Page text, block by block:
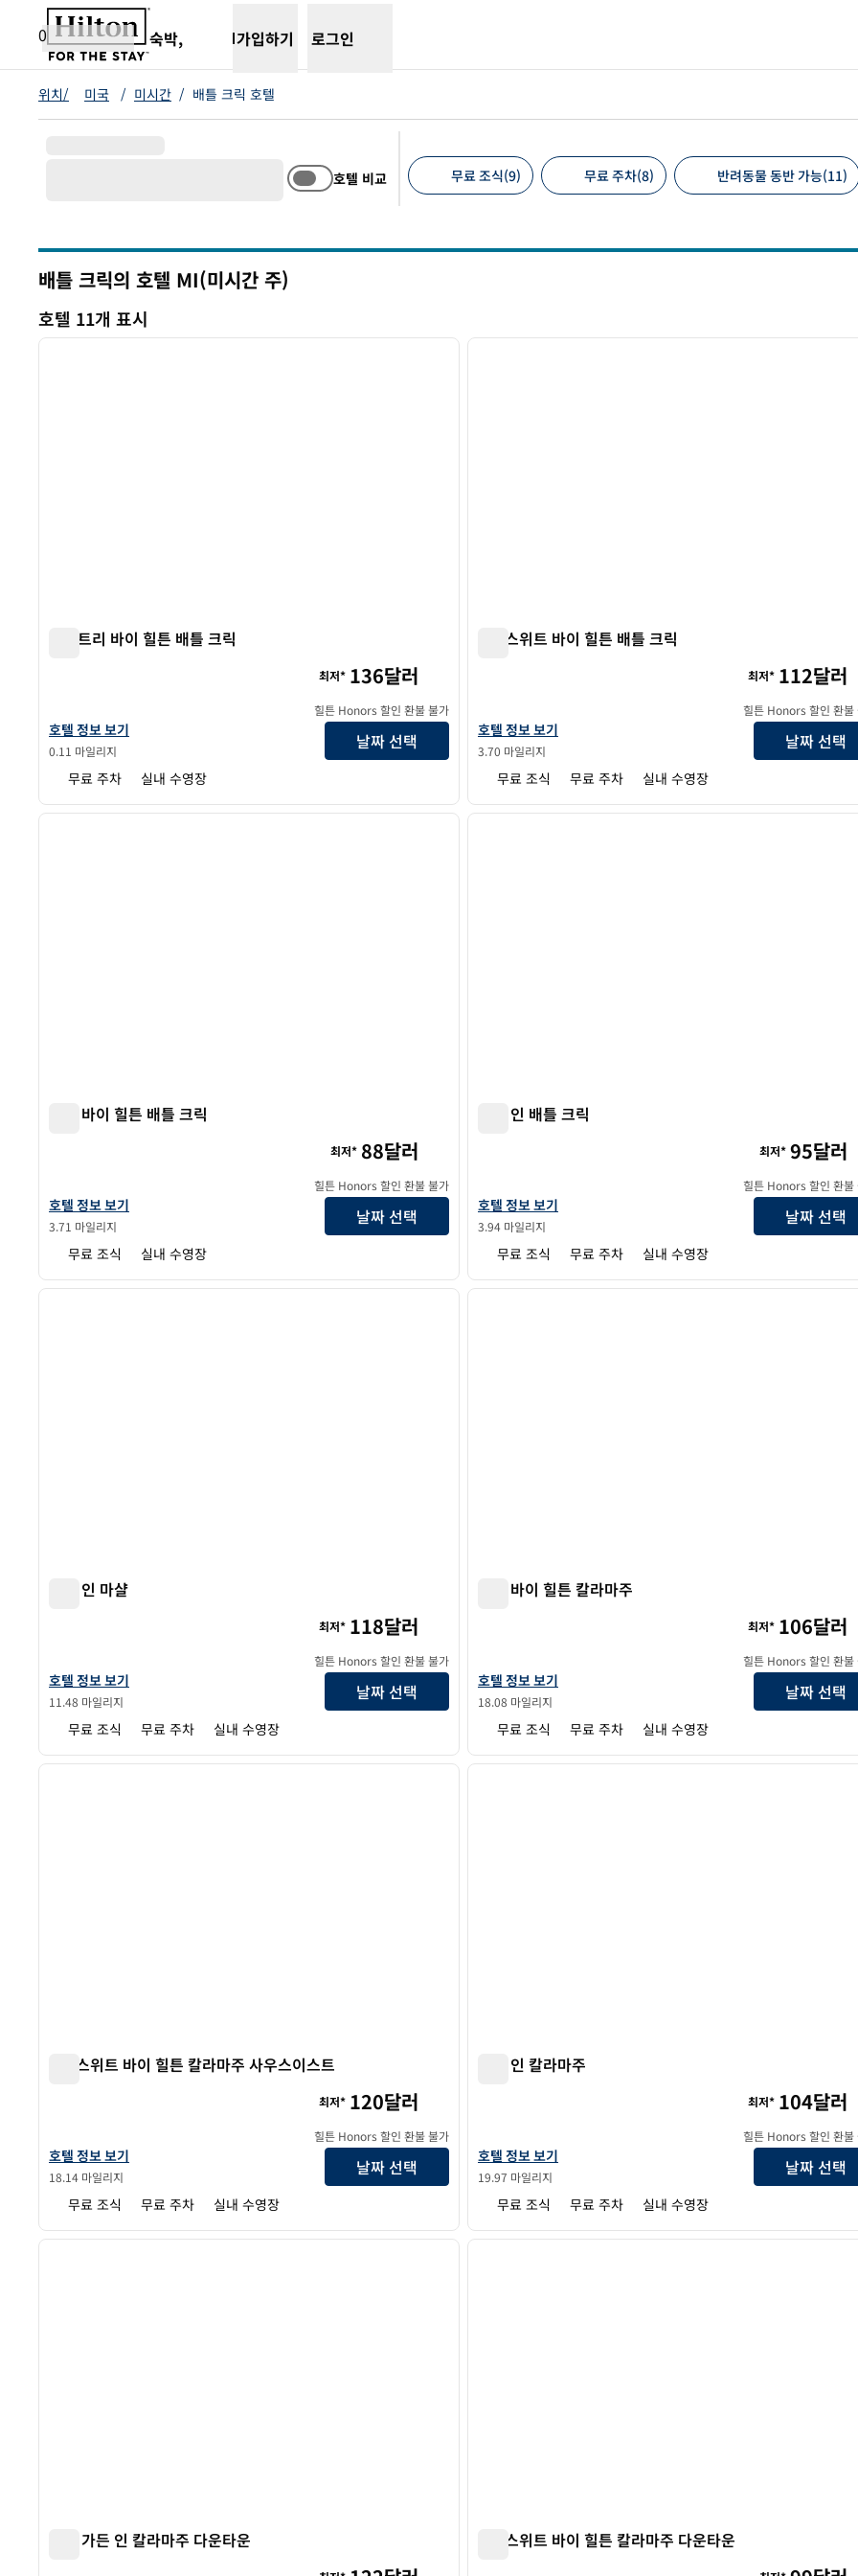
콘텐츠로 이동
0
숙박,
새 탭 열림
가입하기 로그인
위치/ 미국 / 미시간 / 배틀 크릭 호텔
호텔 비교 무료 조식(9) 무료 주차(8) 반려동물 동반 가능(11)
배틀 크릭의 호텔 MI(미시간 주)
호텔 11개 표시
호텔 11개 표시
1/12
다음 이미지
더블트리 바이 힐튼 배틀 크릭
더블트리 바이 힐튼 배틀 크릭의 호텔 정보 보기
호텔 정보 보기
0.11 마일리지
최저* 136달러
힐튼 Honors 할인 환불 불가
날짜 선택
무료 주차 실내 수영장
1/12
홈2 스위트 바이 힐튼 배틀 크릭
홈2 스위트 바이 힐튼 배틀 크릭의 호텔 정보 보기
호텔 정보 보기
3.70 마일리지
최저* 112달러
힐튼 Honors 할인 환불
날짜 선택
무료 조식 무료 주차 실내 수영장
1/12
1/12
다음 이미지
트루 바이 힐튼 배틀 크릭
트루 바이 힐튼 배틀 크릭의 호텔 정보 보기
호텔 정보 보기
3.71 마일리지
최저* 88달러
힐튼 Honors 할인 환불 불가
날짜 선택
무료 조식 실내 수영장
1
1/12
햄튼 인 배틀 크릭
햄튼 인 배틀 크릭의 호텔 정보 보기
호텔 정보 보기
3.94 마일리지
최저* 95달러
힐튼 Honors 할인 환불
날짜 선택
무료 조식 무료 주차 실내 수영장
1/12
1/12
다음 이미지
햄튼 인 마샬
햄튼 인 마샬의 호텔 정보 보기
호텔 정보 보기
11.48 마일리지
최저* 118달러
힐튼 Honors 할인 환불 불가
날짜 선택
무료 조식 무료 주차 실내 수영장
1
1/8
트루 바이 힐튼 칼라마주
트루 바이 힐튼 칼라마주 호텔 정보 보기
호텔 정보 보기
18.08 마일리지
최저* 106달러
힐튼 Honors 할인 환불
날짜 선택
무료 조식 무료 주차 실내 수영장
1/11
1/11
다음 이미지
홈2 스위트 바이 힐튼 칼라마주 사우스이스트
홈2 스위트 바이 힐튼 칼라마주 사우스이스트의 호텔 정보 보기
호텔 정보 보기
18.14 마일리지
최저* 120달러
힐튼 Honors 할인 환불 불가
날짜 선택
무료 조식 무료 주차 실내 수영장
1
1/12
햄튼 인 칼라마주
햄튼 인 칼라마주 호텔 정보 보기
호텔 정보 보기
19.97 마일리지
최저* 104달러
힐튼 Honors 할인 환불
날짜 선택
무료 조식 무료 주차 실내 수영장
1/12
1/12
다음 이미지
힐튼 가든 인 칼라마주 다운타운
1
1/12
홈2 스위트 바이 힐튼 칼라마주 다운타운